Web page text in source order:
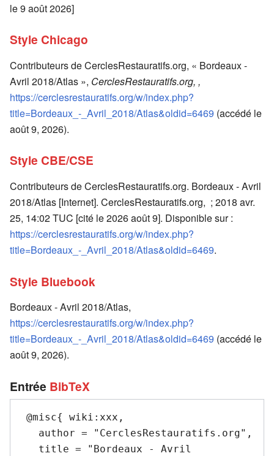
le 9 août 2026]
Style Chicago
Contributeurs de CerclesRestauratifs.org, « Bordeaux -
Avril 2018/Atlas », CerclesRestauratifs.org, ,
https://cerclesrestauratifs.org/w/index.php?
title=Bordeaux_-_Avril_2018/Atlas&oldid=6469 (accédé le
août 9, 2026).
Style CBE/CSE
Contributeurs de CerclesRestauratifs.org. Bordeaux - Avril
2018/Atlas [Internet]. CerclesRestauratifs.org, ; 2018 avr.
25, 14:02 TUC [cité le 2026 août 9]. Disponible sur :
https://cerclesrestauratifs.org/w/index.php?
title=Bordeaux_-_Avril_2018/Atlas&oldid=6469.
Style Bluebook
Bordeaux - Avril 2018/Atlas,
https://cerclesrestauratifs.org/w/index.php?
title=Bordeaux_-_Avril_2018/Atlas&oldid=6469 (accédé le
août 9, 2026).
Entrée BibTeX